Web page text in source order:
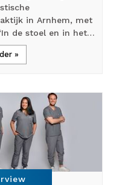
in Arnhem, met
de stoel en in het…
»